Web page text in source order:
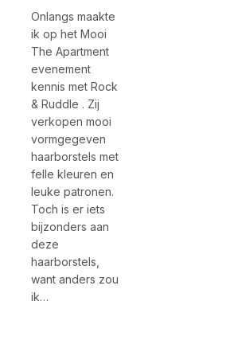
Onlangs maakte
ik op het Mooi
The Apartment
evenement
kennis met Rock
& Ruddle . Zij
verkopen mooi
vormgegeven
haarborstels met
felle kleuren en
leuke patronen.
Toch is er iets
bijzonders aan
deze
haarborstels,
want anders zou
ik…